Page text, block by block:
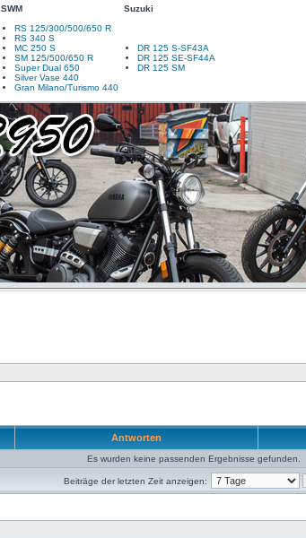
SWM
Suzuki
RS 125/300/500/650 R
RS 340 S
MC 250 S
SM 125/500/650 R
Super Dual 650
Silver Vase 440
Gran Milano/Turismo 440
DR 125 S-SF43A
DR 125 SE-SF44A
DR 125 SM
Antworten
Es wurden keine passenden Ergebnisse gefunden.
Beiträge der letzten Zeit anzeigen: